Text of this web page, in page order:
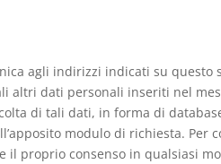
agli indirizzi indicati su
altri dati personali inseriti nel
di tali dati, in forma di
modulo di richiesta.
il proprio consenso in qualsiasi